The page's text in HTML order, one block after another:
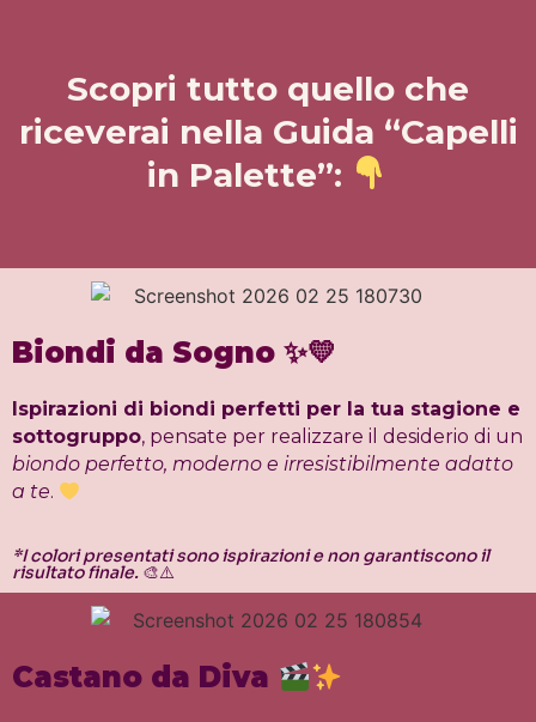
Scopri tutto quello che
riceverai nella Guida “Capelli
in Palette”:
Biondi da Sogno ✨💛
Ispirazioni di biondi perfetti per la tua stagione e
sottogruppo, pensate per realizzare il desiderio di un
biondo perfetto, moderno e irresistibilmente adatto
a te.
*I colori presentati sono ispirazioni e non garantiscono il
risultato finale. 🎨⚠️
Castano da Diva